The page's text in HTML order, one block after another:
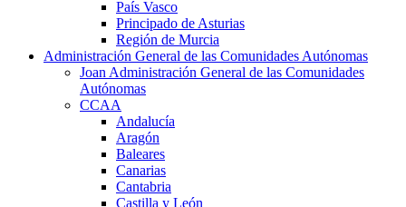
País Vasco
Principado de Asturias
Región de Murcia
Administración General de las Comunidades Autónomas
Joan Administración General de las Comunidades
Autónomas
CCAA
Andalucía
Aragón
Baleares
Canarias
Cantabria
Castilla y León